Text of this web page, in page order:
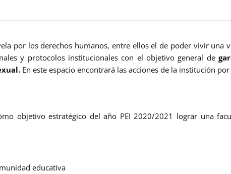
por los derechos humanos, entre ellos el de poder vivir una
y protocolos institucionales con el objetivo general de
En este espacio encontrará las acciones de la institución
objetivo estratégico del año PEI 2020/2021 lograr una
educativa